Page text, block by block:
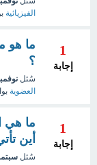
الفيزيائية
1
إجابة
؟
سُئل نوفمبر 11،
العضوية
1
إجابة
ما هي
أين
سُئل سبتمبر 3،